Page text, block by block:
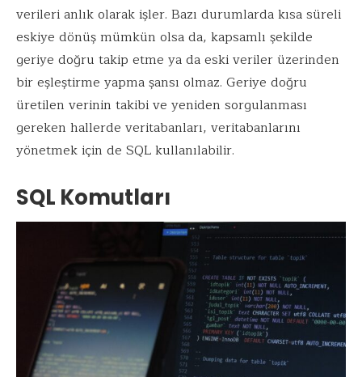
verileri anlık olarak işler. Bazı durumlarda kısa süreli
eskiye dönüş mümkün olsa da, kapsamlı şekilde
geriye doğru takip etme ya da eski veriler üzerinden
bir eşleştirme yapma şansı olmaz. Geriye doğru
üretilen verinin takibi ve yeniden sorgulanması
gereken hallerde veritabanları, veritabanlarını
yönetmek için de SQL kullanılabilir.
SQL Komutları